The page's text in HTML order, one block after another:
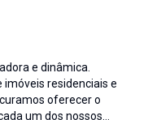
e dinâmica.
um dos nossos